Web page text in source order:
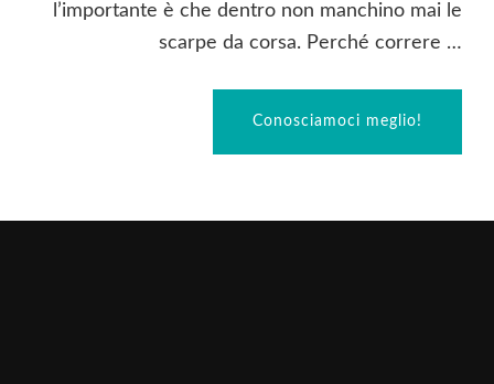
l’importante è che dentro non manchino mai le
scarpe da corsa. Perché correre …
Conosciamoci meglio!